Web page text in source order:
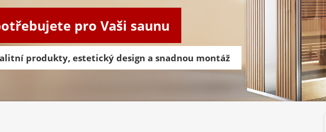
pro Vaši saunu
produkty, estetický design a snadnou montáž